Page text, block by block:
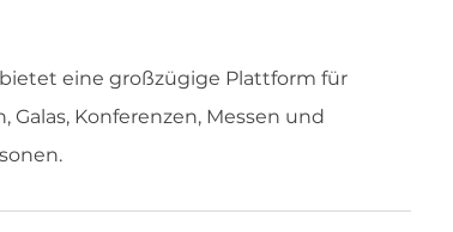
bietet eine großzügige Plattform für
Konferenzen, Messen und